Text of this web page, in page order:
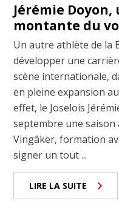
Jérémie
montante du
Un autre athlète de la
développer une
scène internationale,
en pleine expansion
effet, le Joselois
septembre une saison
Vingâker, formation
signer un tout ...
LIRE LA SUITE